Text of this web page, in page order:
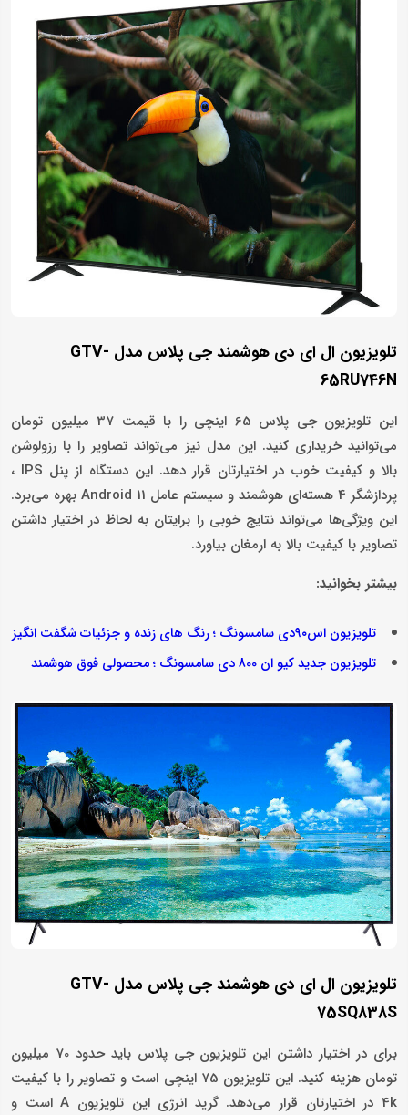
تلویزیون ال ای دی هوشمند جی پلاس مدل GTV-
65RU746N
این تلویزیون جی پلاس 65 اینچی را با قیمت 37 میلیون تومان
می‌توانید خریداری کنید. این مدل نیز می‌تواند تصاویر را با رزولوشن
بالا و کیفیت خوب در اختیارتان قرار دهد. این دستگاه از پنل IPS ،
پردازشگر 4 هسته‌ای هوشمند و سیستم عامل 11 Android بهره می‌برد.
این ویژگی‌ها می‌تواند نتایج خوبی را برایتان به لحاظ در اختیار داشتن
تصاویر با کیفیت بالا به ارمغان بیاورد.
بیشتر بخوانید:
تلویزیون اس۹۰دی سامسونگ ؛ رنگ های زنده و جزئیات شگفت انگیز
تلویزیون جدید کیو ان 800 دی سامسونگ ؛ محصولی فوق هوشمند
تلویزیون ال ای دی هوشمند جی پلاس مدل GTV-
75SQ838S
برای در اختیار داشتن این تلویزیون جی پلاس باید حدود 70 میلیون
تومان هزینه کنید. این تلویزیون 75 اینچی است و تصاویر را با کیفیت
4k در اختیارتان قرار می‌دهد. گرید انرژی این تلویزیون A است و